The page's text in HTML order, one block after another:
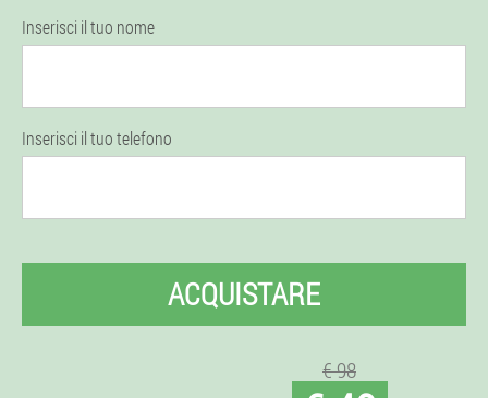
Inserisci il tuo nome
Inserisci il tuo telefono
ACQUISTARE
€ 98